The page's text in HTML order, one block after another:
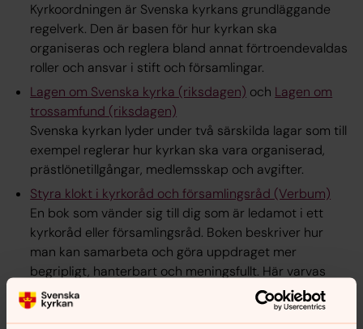
Kyrkoordningen är Svenska kyrkans grundläggande
regelverk. Den är basen för hur kyrkan ska
organiseras och reglera bland annat förtroendevaldas
roller och ansvar i stift och församlingar.
Lagen om Svenska kyrka (riksdagen) och Lagen om
trossamfund (riksdagen)
Svenska kyrkan lyder under två särskilda lagar som till
exempel reglerar hur kyrkan ska vara organiserad,
prästlönetillgångar, medlemsskap och avgifter.
Styra klokt i kyrkoråd och församlingsråd (Verbum)
En bok som vänder sig till dig som är ledamot i ett
kyrkoråd eller församlingsråd. Boken beskriver hur
man kan samarbeta och göra uppdraget mer
begripligt, hanterbart och meningsfullt. Här varvas
tydliga råd och instruktioner med personliga
berättelser från tre olika förtroendevalda.